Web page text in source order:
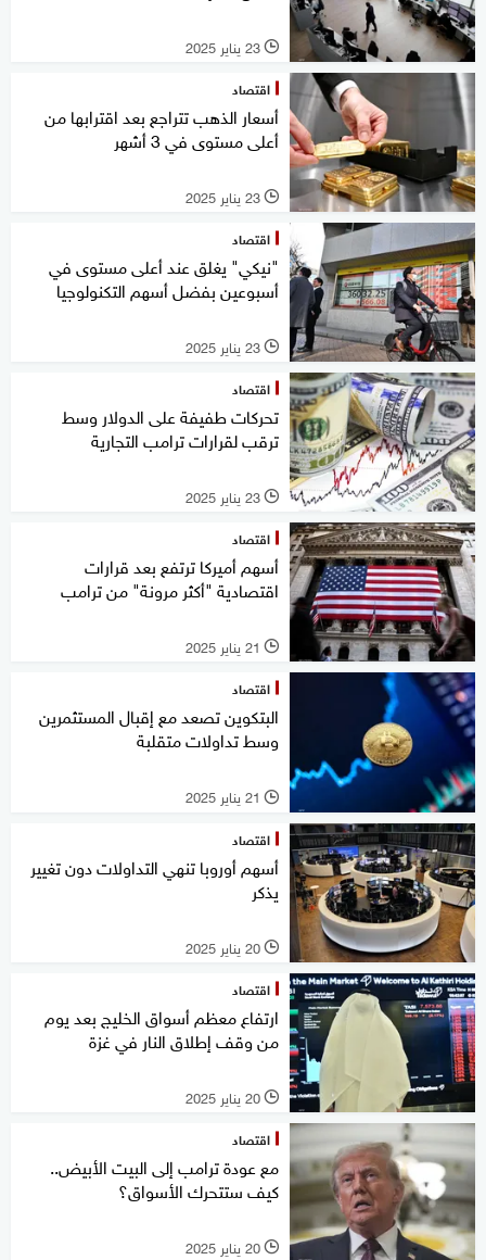
l 23 يناير 2025
اقتصاد
أسعار الذهب تتراجع بعد اقترابها من
أعلى مستوى في 3 أشهر
l 23 يناير 2025
اقتصاد
"نيكي" يغلق عند أعلى مستوى في
أسبوعين بفضل أسهم التكنولوجيا
l 23 يناير 2025
اقتصاد
تحركات طفيفة على الدولار وسط
ترقب لقرارات ترامب التجارية
l 23 يناير 2025
اقتصاد
أسهم أميركا ترتفع بعد قرارات
اقتصادية "أكثر مرونة" من ترامب
l 21 يناير 2025
اقتصاد
البتكوين تصعد مع إقبال المستثمرين
وسط تداولات متقلبة
l 21 يناير 2025
اقتصاد
أسهم أوروبا تنهي التداولات دون تغيير
يذكر
l 20 يناير 2025
اقتصاد
ارتفاع معظم أسواق الخليج بعد يوم
من وقف إطلاق النار في غزة
l 20 يناير 2025
اقتصاد
مع عودة ترامب إلى البيت الأبيض..
كيف ستتحرك الأسواق؟
l 20 يناير 2025